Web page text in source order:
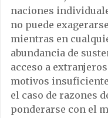
naciones
no puede
mientras en
abundancia de
acceso a
motivos
el caso de razones
ponderarse con el